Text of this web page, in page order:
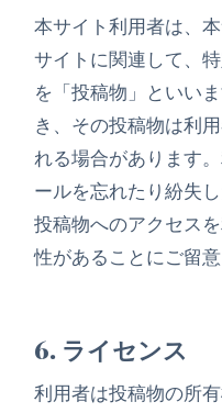
本サイト利用者は、
サイトに関連して、
を「投稿物」といい
き、その投稿物は利
れる場合があります
ールを忘れたり紛失
投稿物へのアクセス
性があることにご留意
6. ライセンス
利用者は投稿物の所